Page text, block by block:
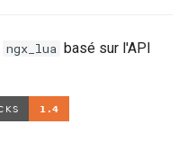
ngx_lua basé sur l'API